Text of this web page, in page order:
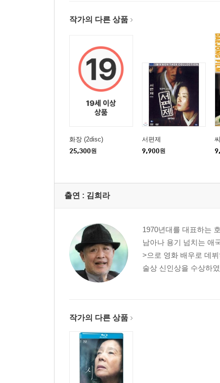
작가의 다른 상품
화장 (2disc)
25,300원
서편제
9,900원
출연 : 김희라
1970년대를 대표하는
남아나 용기 넘치는 애
>으로 영화 배우로 데
술상 신인상을 수상하
작가의 다른 상품